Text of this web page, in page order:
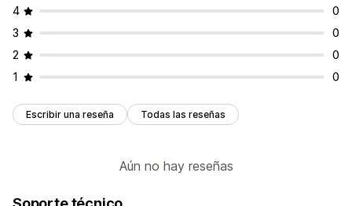
4
0
3
0
2
0
1
0
Escribir una reseña Todas las reseñas
Aún no hay reseñas